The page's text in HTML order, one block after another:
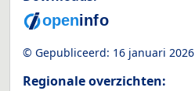
© Gepubliceerd: 16 januari 2026
Regionale overzichten: